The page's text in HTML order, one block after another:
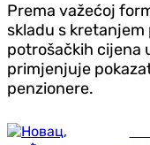
Prema važećoj
skladu s
potrošačkih cijena
primjenjuje
penzionere.